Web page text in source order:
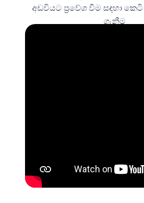
අඩවියට ප්‍රවේශ වීම සඳහා
ගැනීම